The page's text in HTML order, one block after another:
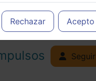
Rechazar Acepto
Seguir